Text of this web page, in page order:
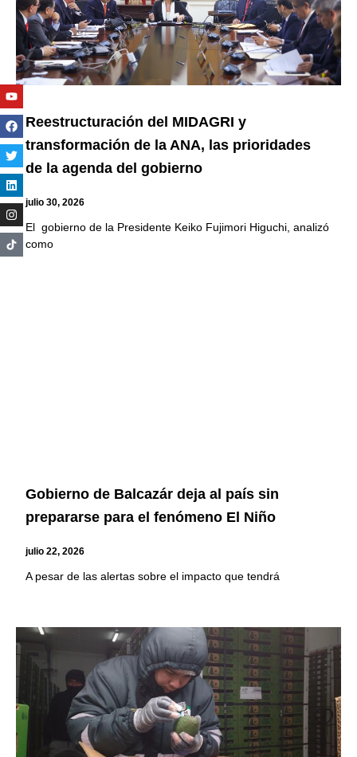
Reestructuración del MIDAGRI y
transformación de la ANA, las prioridades
de la agenda del gobierno
julio 30, 2026
El gobierno de la Presidente Keiko Fujimori Higuchi, analizó
como
Gobierno de Balcazár deja al país sin
prepararse para el fenómeno El Niño
julio 22, 2026
A pesar de las alertas sobre el impacto que tendrá
Youtube
Facebook
Twitter
Linkedin
Instagram